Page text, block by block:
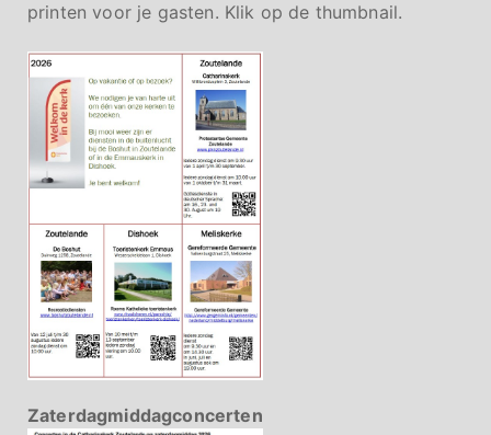
printen voor je gasten. Klik op de thumbnail.
Zaterdagmiddagconcerten